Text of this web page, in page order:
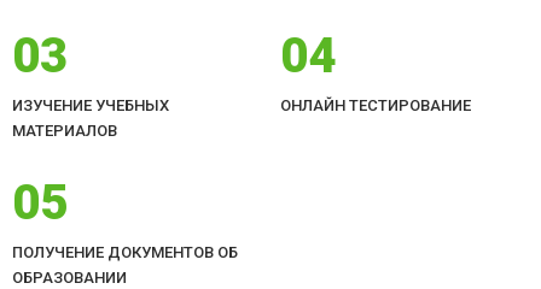
03
ИЗУЧЕНИЕ УЧЕБНЫХ
МАТЕРИАЛОВ
04
ОНЛАЙН ТЕСТИРОВАНИЕ
05
ПОЛУЧЕНИЕ ДОКУМЕНТОВ ОБ
ОБРАЗОВАНИИ